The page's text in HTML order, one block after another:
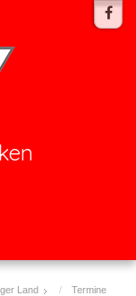
Land Termine